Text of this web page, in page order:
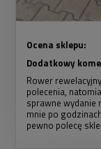
Ocena sklepu:
Dodatkowy
Rower
polecenia,
sprawne wydanie
mnie po
pewno polecę